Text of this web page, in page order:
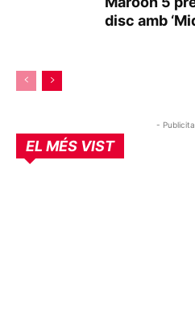
disc amb
-
EL MÉS VIST